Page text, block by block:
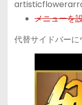
メニューを
代替サイドバーに